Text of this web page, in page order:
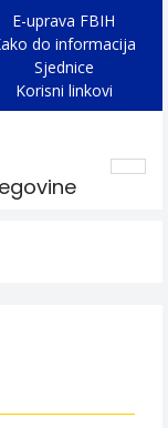
E-uprava FBIH
do informacija
Sjednice
Korisni linkovi